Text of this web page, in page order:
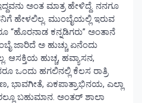
ಅಂತ ಮಾತ್ರ ಹೇಳಿದ್ದೆ. ನನಗೂ
ಹೇಳಲಿಲ್ಲ. ಮುಂಬೈಯಲ್ಲಿ ಇರುವ
“ಹೊರನಾಡ ಕನ್ನಡಿಗರು” ಅಂತಾನೆ
ಜಾರಿದೆ ಅ ಹುಚ್ಚು ಏನೆಂದು
ಆಸಕ್ತಿಯ ಹುಚ್ಚ, ಹವ್ಯಾಸನ,
ಒಂದು ಹಗಲಿನಲ್ಲಿ ಕೆಲಸ ರಾತ್ರಿ
ಭಾವಗೀತೆ, ಏಕಪಾತ್ರಾಭಿನಯ, ಎಲ್ಲಾ
ಬಹುಮಾನ. ಅಂತರ್ ಶಾಲಾ